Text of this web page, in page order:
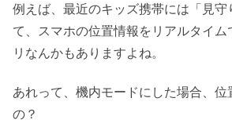
例えば、最近のキッズ携帯には「見守
て、スマホの位置情報をリアルタイ
リなんかもありますよね。
あれって、機内モードにした場合、位
の？